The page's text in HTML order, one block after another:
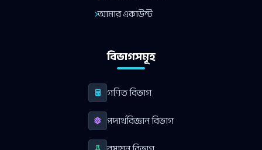
আমার একাউন্ট
বিভাগসমূহ
গণিত বিভাগ
পদার্থবিজ্ঞান বিভাগ